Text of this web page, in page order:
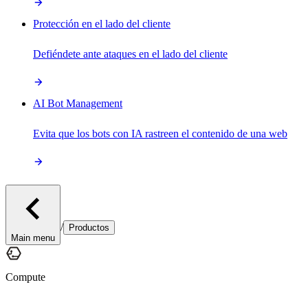
Protección en el lado del cliente
Defiéndete ante ataques en el lado del cliente
AI Bot Management
Evita que los bots con IA rastreen el contenido de una web
Main menu
/ Productos
Compute